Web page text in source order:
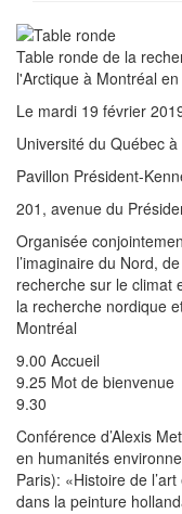
Table ronde de la
l'Arctique à Montréal
Le mardi 19 février
Université du Québec
Pavillon Président-
201, avenue du
Organisée
l’imaginaire du Nord,
recherche sur le climat
la recherche nordique
Montréal
9.00 Accueil
9.25 Mot de bienvenue
9.30
Conférence d’Alexis
en humanités
Paris): «Histoire de
dans la peinture